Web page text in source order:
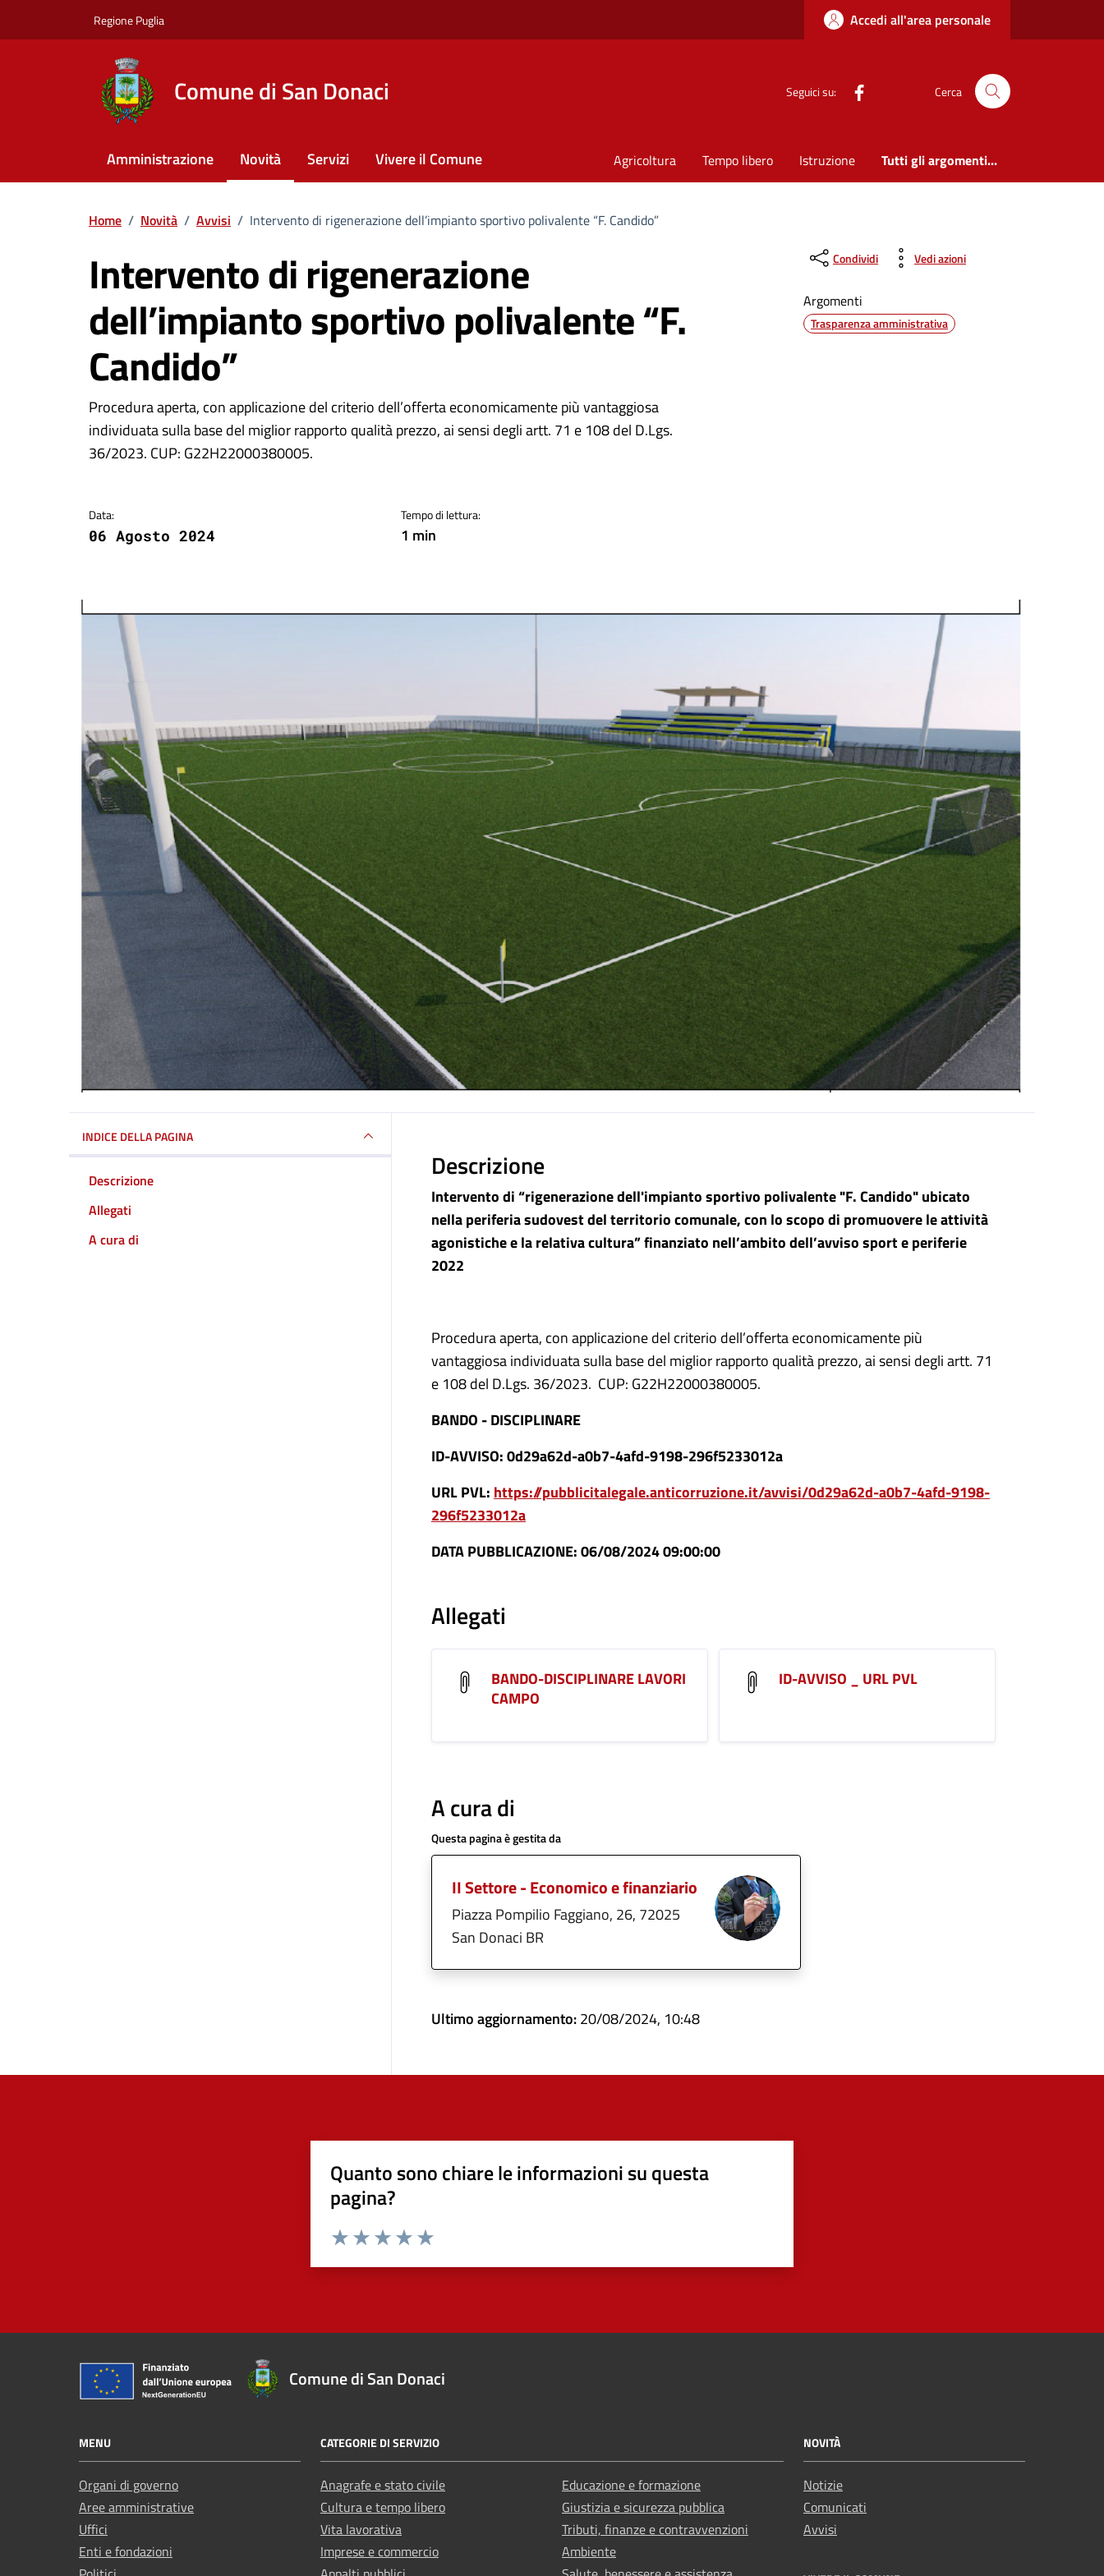
Regione Puglia Accedi all'area personale
Comune di San Donaci Seguici su: Cerca
Amministrazione Novità Servizi Vivere il Comune Agricoltura Tempo libero Istruzione Tutti gli argomenti...
Home / Novità / Avvisi / Intervento di rigenerazione dell’impianto sportivo polivalente “F. Candido”
Intervento di rigenerazione
dell’impianto sportivo polivalente “F.
Candido”
Dettagli della notizia
Procedura aperta, con applicazione del criterio dell’offerta economicamente più vantaggiosa
individuata sulla base del miglior rapporto qualità prezzo, ai sensi degli artt. 71 e 108 del D.Lgs.
36/2023. CUP: G22H22000380005.
Data:
06 Agosto 2024
Tempo di lettura:
1 min
Condividi Vedi azioni
Argomenti
Trasparenza amministrativa
INDICE DELLA PAGINA
Descrizione
Allegati
A cura di
Descrizione
Intervento di “rigenerazione dell'impianto sportivo polivalente "F. Candido" ubicato
nella periferia sudovest del territorio comunale, con lo scopo di promuovere leattività
agonistiche e la relativa cultura” finanziato nell’ambito dell’avviso sport e periferie
2022
Procedura aperta, con applicazione del criterio dell’offerta economicamente più
vantaggiosa individuata sulla base del miglior rapporto qualità prezzo, ai sensi degli artt. 71
e 108 del D.Lgs. 36/2023. CUP: G22H22000380005.
BANDO - DISCIPLINARE
ID-AVVISO: 0d29a62d-a0b7-4afd-9198-296f5233012a
URL PVL: https://pubblicitalegale.anticorruzione.it/avvisi/0d29a62d-a0b7-4afd-9198-
296f5233012a
DATA PUBBLICAZIONE: 06/08/2024 09:00:00
Allegati
BANDO-DISCIPLINARE LAVORI
CAMPO
ID-AVVISO _ URL PVL
A cura di
Questa pagina è gestita da
II Settore - Economico e finanziario
Piazza Pompilio Faggiano, 26, 72025
San Donaci BR
Ultimo aggiornamento:20/08/2024, 10:48
Quanto sono chiare le informazioni su questa
pagina?
Comune di San Donaci
MENU
Organi di governo
Aree amministrative
Uffici
Enti e fondazioni
CATEGORIE DI SERVIZIO
Anagrafe e stato civile
Cultura e tempo libero
Vita lavorativa
Imprese e commercio
Educazione e formazione
Giustizia e sicurezza pubblica
Tributi, finanze e contravvenzioni
Ambiente
NOVITÀ
Notizie
Comunicati
Avvisi